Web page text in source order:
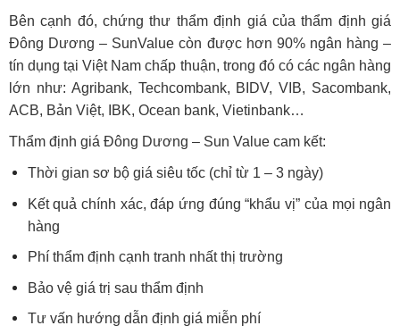
Bên cạnh đó, chứng thư thẩm định giá của thẩm định giá
Đông Dương – SunValue còn được hơn 90% ngân hàng –
tín dụng tại Việt Nam chấp thuận, trong đó có các ngân hàng
lớn như: Agribank, Techcombank, BIDV, VIB, Sacombank,
ACB, Bản Việt, IBK, Ocean bank, Vietinbank…
Thẩm định giá Đông Dương – Sun Value cam kết:
Thời gian sơ bộ giá siêu tốc (chỉ từ 1 – 3 ngày)
Kết quả chính xác, đáp ứng đúng “khẩu vị” của mọi ngân
hàng
Phí thẩm định cạnh tranh nhất thị trường
Bảo vệ giá trị sau thẩm định
Tư vấn hướng dẫn định giá miễn phí